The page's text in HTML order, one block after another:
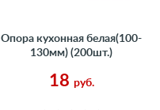
Опора кухонная белая(100-
130мм) (200шт.)
18 руб.